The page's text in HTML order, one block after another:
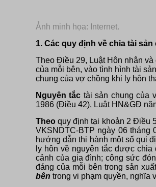
Ảnh minh họa: Internet.
1. Các quy định về chia tài
Theo Điều 29, Luật Hôn nhân
của mỗi bên, vào tình hình tài
chung của vợ chồng khi ly hôn
Nguyên tắc tài sản chung của
1986 (Điều 42), Luật HN&GĐ
Theo quy định tại khoản 2 Điều
VKSNDTC-BTP ngày 06 tháng
hướng dẫn thi hành một số qui
ly hôn về nguyên tắc được
cảnh của gia đình; công sức
đáng của mỗi bên trong sản
bên trong vi phạm quyền, nghĩa